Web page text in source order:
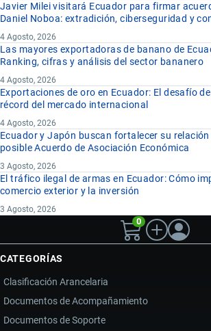
Javier Milei visitará Ecuador para firmar
Daniel Noboa: extradición, ciberseguridad y
4 Agosto, 2026
Las mayores exportadoras de banano de
Ranking, cifras y análisis del sector bananero
4 Agosto, 2026
Exportaciones de oro en Ecuador: El desafío
récord del mercado internacional
4 Agosto, 2026
Ecuador y Japón buscan fortalecer su
posible Acuerdo de Asociación Económica
3 Agosto, 2026
El tráfico ilegal de armas en Ecuador: Cómo
comercio exterior y la inversión
3 Agosto, 2026
0
CATEGORÍAS
Clasificación Arancelaria
Documentos de Acompañamiento
Documentos de Soporte